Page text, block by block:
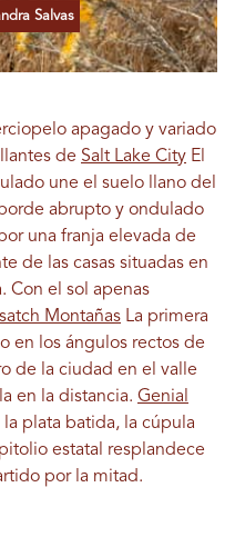
Salvas
apagado y variado
de Salt Lake City El
une el suelo llano del
abrupto y ondulado
una franja elevada de
de las casas situadas en
Con el sol apenas
Montañas La primera
en los ángulos rectos de
de la ciudad en el valle
en la distancia. Genial
plata batida, la cúpula
estatal resplandece
por la mitad.